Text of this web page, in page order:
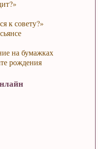
к совету?»
на бумажках
рождения